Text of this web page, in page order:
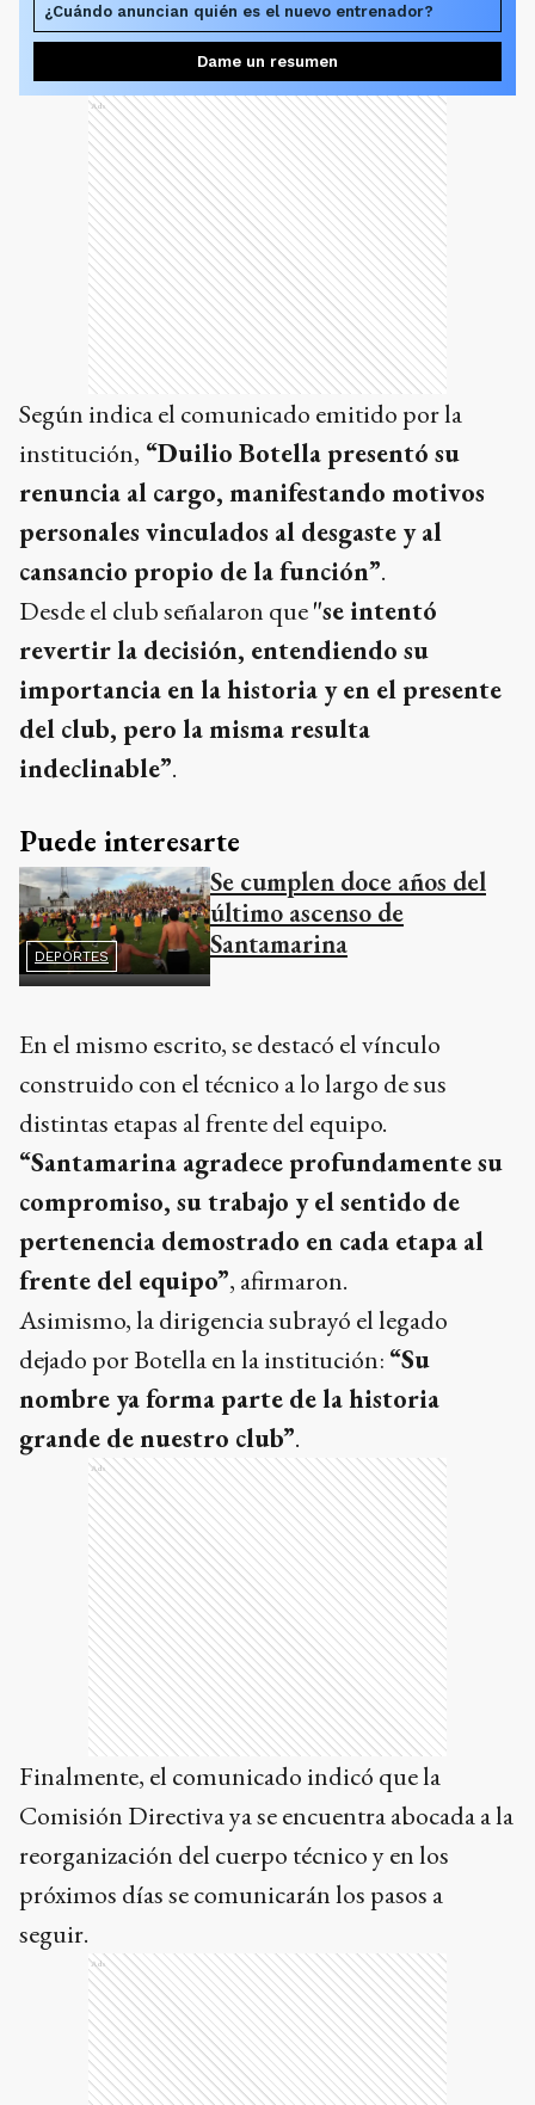
¿Cuándo anuncian quién es el nuevo entrenador?
Dame un resumen
Ads
Según indica el comunicado emitido por la
institución, “Duilio Botella presentó su
renuncia al cargo, manifestando motivos
personales vinculados al desgaste y al
cansancio propio de la función”.
Desde el club señalaron que"se intentó
revertir la decisión, entendiendo su
importancia en la historia y en el presente
del club, pero la misma resulta
indeclinable”.
Puede interesarte
DEPORTES
Se cumplen doce años del
último ascenso de
Santamarina
En el mismo escrito, se destacó el vínculo
construido con el técnico a lo largo de sus
distintas etapas al frente del equipo.
“Santamarina agradece profundamente su
compromiso, su trabajo y el sentido de
pertenencia demostrado en cada etapa al
frente del equipo”, afirmaron.
Asimismo, la dirigencia subrayó el legado
dejado por Botella en la institución: “Su
nombre ya forma parte de la historia
grande de nuestro club”.
Ads
Finalmente, el comunicado indicó que la
Comisión Directiva ya se encuentra abocada a la
reorganización del cuerpo técnico y en los
próximos días se comunicarán los pasos a
seguir.
Ads